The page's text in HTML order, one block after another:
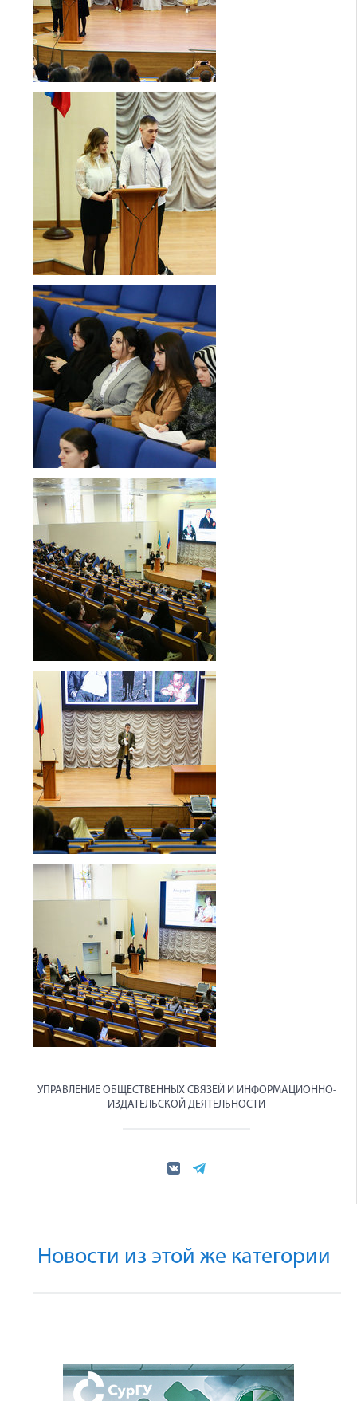
УПРАВЛЕНИЕ ОБЩЕСТВЕННЫХ СВЯЗЕЙ И ИНФОРМАЦИОННО-
ИЗДАТЕЛЬСКОЙ ДЕЯТЕЛЬНОСТИ
Новости из этой же категории